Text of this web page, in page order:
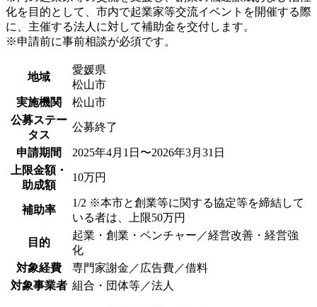
化を目的として、市内で起業家等交流イベントを開催する際
に、主催する法人に対して補助金を交付します。
※申請前に事前相談が必須です。
地域
愛媛県
松山市
実施機関
松山市
公募ステー
タス
公募終了
申請期間
2025年4月1日〜2026年3月31日
上限金額・
助成額
10万円
補助率
1/2 ※本市と創業等に関する協定等を締結して
いる者は、上限50万円
目的
起業・創業・ベンチャー／経営改善・経営強
化
対象経費
専門家謝金／広告費／借料
対象事業者 組合・団体等／法人